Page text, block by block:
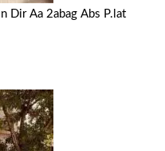
Dir Aa 2abag Abs P.lat